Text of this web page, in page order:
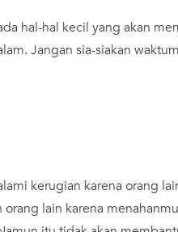
hal-hal kecil yang akan
Jangan sia-siakan
kerugian karena orang
lain karena